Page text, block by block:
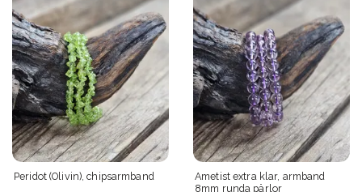
Peridot (Olivin), chipsarmband
Ametist extra klar, armband
8mm runda pärlor